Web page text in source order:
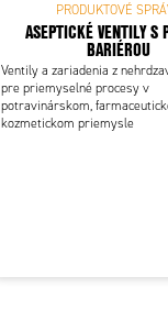
PRODUKTOVÉ
ASEPTICKÉ VENTILY S
BARIÉROU
Ventily a zariadenia z
pre priemyselné procesy v
potravinárskom,
kozmetickom priemysle